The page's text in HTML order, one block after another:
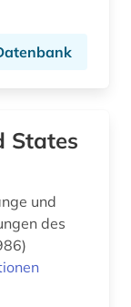
States
und
des